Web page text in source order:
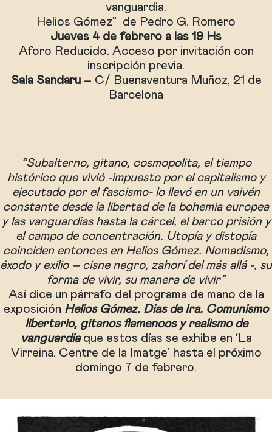
vanguardia.
Helios Gómez” de Pedro G. Romero
Jueves 4 de febrero a las 19 Hs
Aforo Reducido. Acceso por invitación con
inscripción previa.
Sala Sandaru– C/ Buenaventura Muñoz, 21 de
Barcelona
“Subalterno, gitano, cosmopolita, el tiempo
histórico que vivió -impuesto por el capitalismo y
ejecutado por el fascismo- lo llevó en un vaivén
constante desde la libertad de la bohemia europea
y las vanguardias hasta la cárcel, el barco prisión y
el campo de concentración. Utopía y distopía
coinciden entonces en Helios Gómez. Nomadismo,
éxodo y exilio – cisne negro, zahorí del más allá -, su
forma de vivir, su manera de vivir”
Así dice un párrafo del programa de mano de la
exposición Helios Gómez. Dias de Ira. Comunismo
libertario, gitanos flamencos y realismo de
vanguardia que estos días se exhibe en ‘La
Virreina. Centre de la Imatge’ hasta el próximo
domingo 7 de febrero.